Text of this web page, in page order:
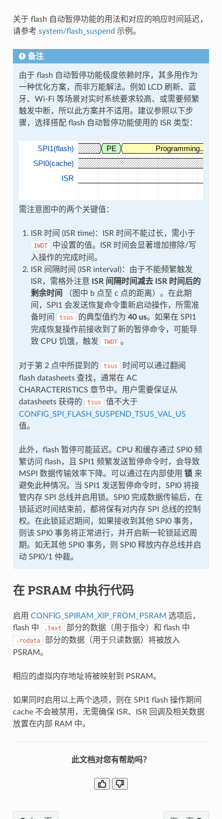
关于 flash 自动暂停功能的用法和对应的响应时间延迟，
请参考 system/flash_suspend 示例。
备注
由于 flash 自动暂停功能极度依赖时序，其多用作为
一种优化方案，而非万能解法。例如 LCD 刷新、蓝
牙、Wi-Fi 等场景对实时系统要求较高、或需要频繁
触发中断，所以此方案并不适用。建议参照以下步
骤，选择搭配 flash 自动暂停功能使用的 ISR 类型：
SPI1(flash) PE
Programming...
SPI0(cache)
ISR
需注意图中的两个关键值：
ISR 时间 (ISR time)：ISR 时间不能过长，需小于
IWDT
中设置的值。ISR 时间会显著增加擦除/写
入操作的完成时间。
ISR 间隔时间 (ISR interval)：由于不能频繁触发
ISR，需格外注意
ISR 间隔时间减去 ISR 时间后的
剩余时间
（图中 b 点至 c 点的距离）。在此期
间，SPI1 会发送恢复命令重新启动操作，所需准
备时间
tsus 的典型值约为 40 us。如果在 SPI1
完成恢复操作前接收到了新的暂停命令，可能导
致 CPU 饥饿，触发
TWDT 。
对于第 2 点中所提到的 tsus
时间可以通过翻阅
flash datasheets 查找，通常在 AC
CHARACTERISTICS 章节中。用户需要保证从
datasheets 获得的
tsus
值不大于
CONFIG_SPI_FLASH_SUSPEND_TSUS_VAL_US
值。
此外，flash 暂停可能延迟。CPU 和缓存通过 SPI0 频
繁访问 flash，且 SPI1 频繁发送暂停命令时，会导致
MSPI 数据传输效率下降。可以通过在内部使用 锁 来
避免此种情况。当 SPI1 发送暂停命令时，SPI0 将接
管内存 SPI 总线并启用锁。SPI0 完成数据传输后，在
锁延迟时间结束前，都将保有对内存 SPI 总线的控制
权。在此锁延迟期间，如果接收到其他 SPI0 事务，
则该 SPI0 事务将正常进行，并开启新一轮锁延迟周
期。如无其他 SPI0 事务，则 SPI0 释放内存总线并启
动 SPI0/1 仲裁。
在 PSRAM 中执行代码
启用 CONFIG_SPIRAM_XIP_FROM_PSRAM 选项后，
flash 中
.text 部分的数据（用于指令）和 flash 中
.rodata
部分的数据（用于只读数据）将被放入
PSRAM。
相应的虚拟内存地址将被映射到 PSRAM。
如果同时启用以上两个选项，则在 SPI1 flash 操作期间
cache 不会被禁用，无需确保 ISR、ISR 回调及相关数据
放置在内部 RAM 中。
此文档对您有帮助吗？